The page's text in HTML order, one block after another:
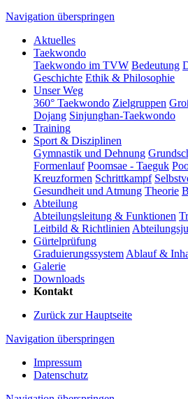
Navigation überspringen
Aktuelles
Taekwondo
Taekwondo im TVW Bedeutung
Geschichte Ethik & Philosophie
Unser Weg
360° Taekwondo Zielgruppen
Dojang Sinjunghan-Taekwondo
Training
Sport & Disziplinen
Gymnastik und Dehnung
Formenlauf Poomsae - Taeguk
Kreuzformen Schrittkampf
Gesundheit und Atmung Theorie
Abteilung
Abteilungsleitung & Funktionen
Leitbild & Richtlinien
Gürtelprüfung
GraduierungssystemAblauf &
Galerie
Downloads
Kontakt
Zurück zur Hauptseite
Navigation überspringen
Impressum
Datenschutz